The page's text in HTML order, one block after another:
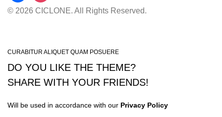
© 2026 CICLONE. All Rights Reserved.
CURABITUR ALIQUET QUAM POSUERE
DO YOU LIKE THE THEME?
SHARE WITH YOUR FRIENDS!
Will be used in accordance with our Privacy Policy